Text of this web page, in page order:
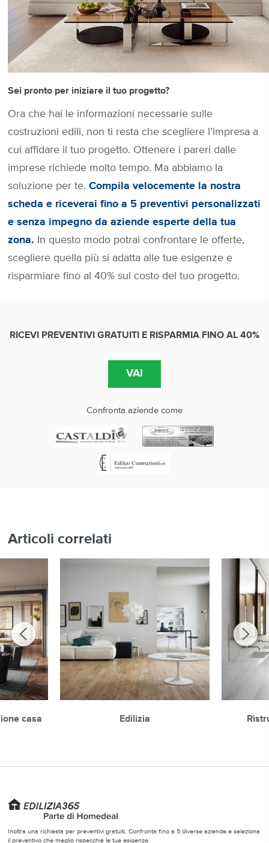
Sei pronto per iniziare il tuo progetto?
Ora che hai le informazioni necessarie sulle
costruzioni edili, non ti resta che scegliere l’impresa a
cui affidare il tuo progetto. Ottenere i pareri dalle
imprese richiede molto tempo. Ma abbiamo la
soluzione per te. Compila velocemente la nostra
scheda e riceverai fino a 5 preventivi personalizzati
e senza impegno da aziende esperte della tua
zona. In questo modo potrai confrontare le offerte,
scegliere quella più si adatta alle tue esigenze e
risparmiare fino al 40% sul costo del tuo progetto.
RICEVI PREVENTIVI GRATUITI E RISPARMIA FINO AL 40%
Confronta aziende come
Articoli correlati
casa Edilizia
Inoltra una richiesta per preventivi gratuiti. Confronta fino a 5 diverse aziende e seleziona
il preventivo che meglio rispecchia le tue esigenze.